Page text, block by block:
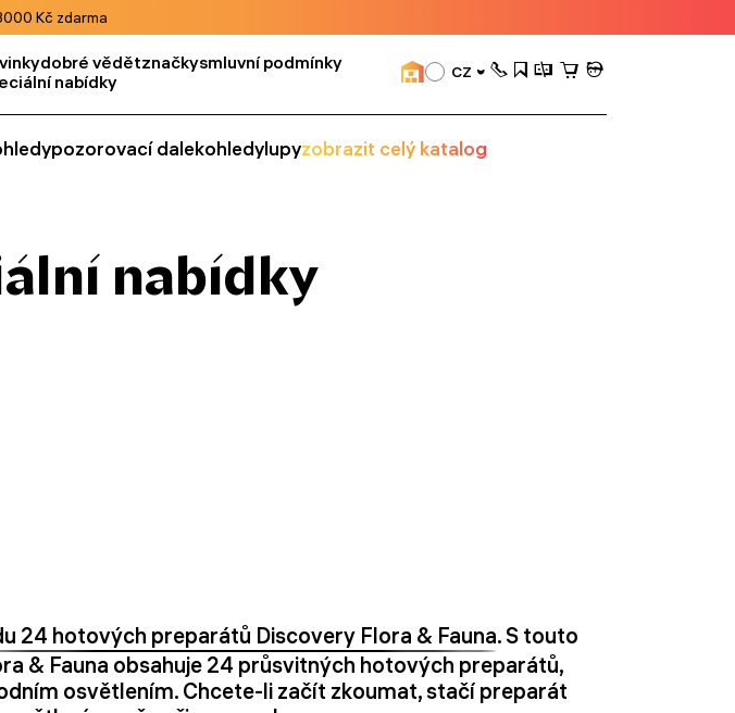
Kč zdarma
dobré vědětznačkysmluvní podmínky
nabídky CZ
pozorovací dalekohledylupyzobrazit celý katalog
nabídky
24 hotových preparátů Discovery Flora & Fauna. S touto
& Fauna obsahuje 24 průsvitných hotových preparátů,
osvětlením. Chcete-li začít zkoumat, stačí preparát